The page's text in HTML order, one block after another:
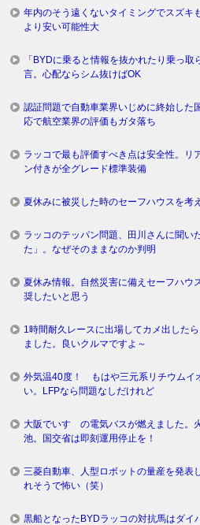
年内のそう遠くないタイミングでスズキ
より安い可能性大
「BYDに乗ると情報を抜かれたり乗っ
言。心配ならシム抜けばOK
認証問題で自動車業界いじめに終始した
応で航空業界の評価もガタ落ち
ラッコで最も評価すべき点は安全性。リ
ン付きが全グレード標準装備
夏休みに被災した時のセーフハウスを考
ラッコのテッパン問題、田川さんに聞い
た」。なぜそのままなのか判明
夏休み情報。自然災害に備えセーフハウ
奨したいと思う
1時間耐久レースに出場してカメ出した
ました。良いクルマですよ～
外気温40度！ もはや三元系リチウムイ
い。LFPなら問題なしだけれど
大阪でいすゞの電気バスが燃えました。
池。国交省は即刻運用停止を！
三菱自動車、人型ロボットの量産を発表
れそうで怖い（笑）
黒船となったBYDラッコの対抗馬はダイ